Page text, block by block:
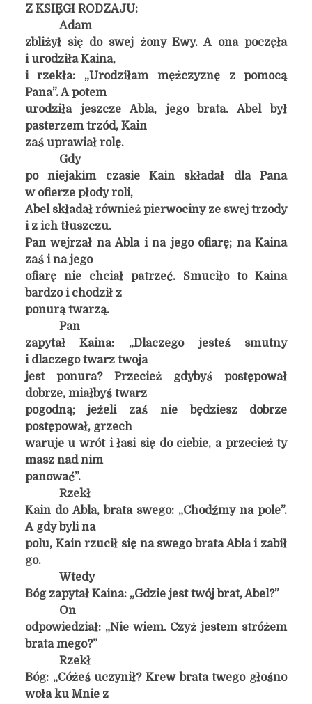
Z KSIĘGI RODZAJU:
Adam
zbliżył się do swej żony Ewy. A ona poczęła
i urodziła Kaina,
i rzekła: „Urodziłam mężczyznę z pomocą
Pana”. A potem
urodziła jeszcze Abla, jego brata. Abel był
pasterzem trzód, Kain
zaś uprawiał rolę.
Gdy
po niejakim czasie Kain składał dla Pana
w ofierze płody roli,
Abel składał również pierwociny ze swej trzody
i z ich tłuszczu.
Pan wejrzał na Abla i na jego ofiarę; na Kaina
zaś i na jego
ofiarę nie chciał patrzeć. Smuciło to Kaina
bardzo i chodził z
ponurą twarzą.
Pan
zapytał Kaina: „Dlaczego jesteś smutny
i dlaczego twarz twoja
jest ponura? Przecież gdybyś postępował
dobrze, miałbyś twarz
pogodną; jeżeli zaś nie będziesz dobrze
postępował, grzech
waruje u wrót i łasi się do ciebie, a przecież ty
masz nad nim
panować”.
Rzekł
Kain do Abla, brata swego: „Chodźmy na pole”.
A gdy byli na
polu, Kain rzucił się na swego brata Abla i zabił
go.
Wtedy
Bóg zapytał Kaina: „Gdzie jest twój brat, Abel?”
On
odpowiedział: „Nie wiem. Czyż jestem stróżem
brata mego?”
Rzekł
Bóg: „Cóżeś uczynił? Krew brata twego głośno
woła ku Mnie z